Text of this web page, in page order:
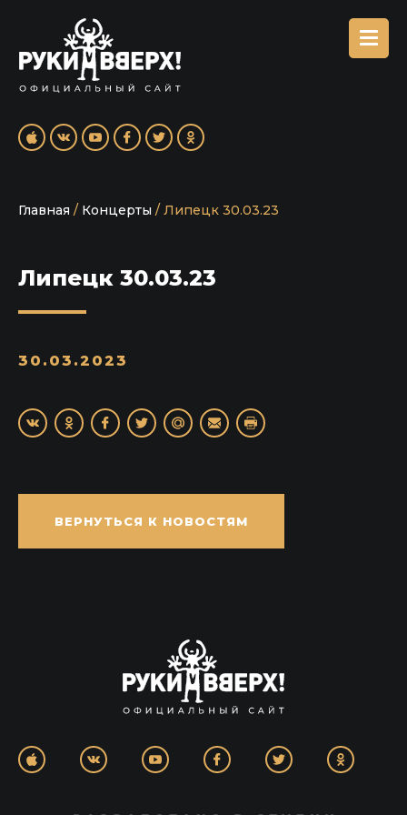
Главная / Концерты / Липецк 30.03.23
Липецк 30.03.23
30.03.2023
ВЕРНУТЬСЯ К НОВОСТЯМ